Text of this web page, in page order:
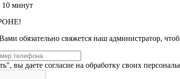
10 минут
обязательно свяжется наш администратор,
вы даете согласие на обработку своих